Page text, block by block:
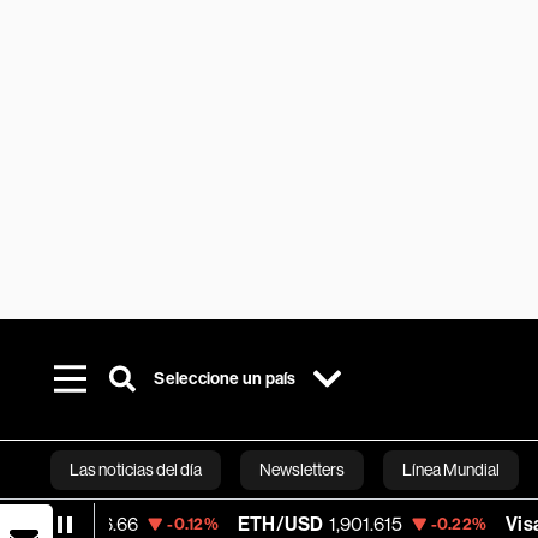
Seleccione un país
Las noticias del día Newsletters Línea Mundial
Bloomberg
-0.12% ETH/USD 1,901.615 -0.22% Visa 370.47